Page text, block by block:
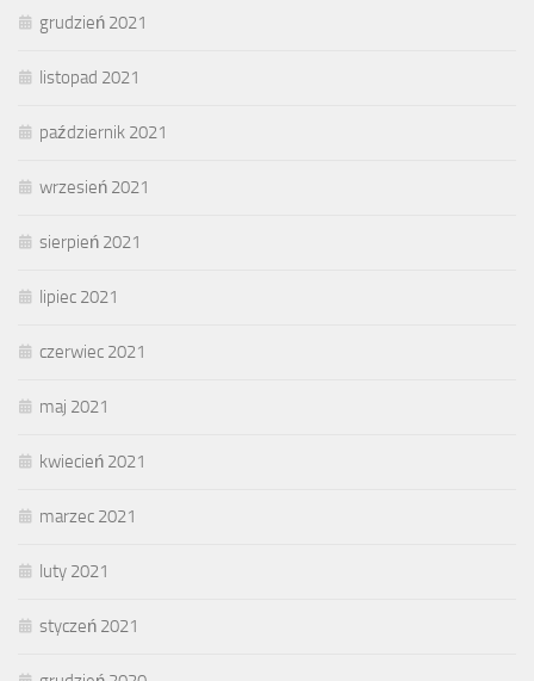
grudzień 2021
listopad 2021
październik 2021
wrzesień 2021
sierpień 2021
lipiec 2021
czerwiec 2021
maj 2021
kwiecień 2021
marzec 2021
luty 2021
styczeń 2021